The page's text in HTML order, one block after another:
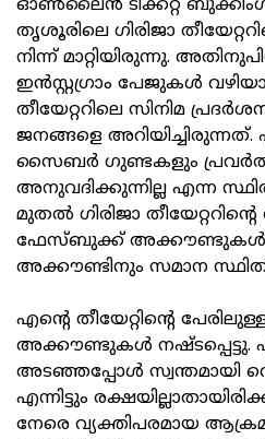
ഓൺലൈൻ ടിക്കറ്റ്
തൃശൂരിലെ ഗിരിജാ
നിന്ന് മാറ്റിയിരുന്നു.
ഇൻസ്റ്റഗ്രാം പേജുകൾ
തീയേറ്ററിലെ സിനിമ
ജനങ്ങളെ
സൈബർ ഗുണ്ടകളും
അനുവദിക്കുന്നില്ല എന്ന
മുതൽ ഗിരിജാ
ഫേസ്ബുക്ക് അക്കൗണ്ടുകൾ
അക്കൗണ്ടിനും സമാന
എന്റെ തീയേറ്റിന്റെ
അക്കൗണ്ടുകൾ നഷ്ടപ്പെട്ടു.
അടഞ്ഞപ്പോൾ സ്വന്തമായി
എന്നിട്ടും
നേരെ വ്യക്തിപരമായ